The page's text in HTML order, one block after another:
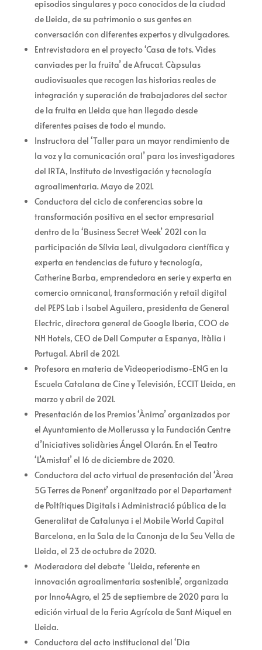
episodios singulares y poco conocidos de la ciudad
de Lleida, de su patrimonio o sus gentes en
conversación con diferentes expertos y divulgadores.
Entrevistadora en el proyecto ‘Casa de tots. Vides
canviades per la fruita’ de Afrucat. Càpsulas
audiovisuales que recogen las historias reales de
integración y superación de trabajadores del sector
de la fruita en Lleida que han llegado desde
diferentes paises de todo el mundo.
Instructora del ‘Taller para un mayor rendimiento de
la voz y la comunicación oral’ para los investigadores
del IRTA, Instituto de Investigación y tecnología
agroalimentaria. Mayo de 2021.
Conductora del ciclo de conferencias sobre la
transformación positiva en el sector empresarial
dentro de la ‘Business Secret Week’ 2021 con la
participación de Sílvia Leal, divulgadora científica y
experta en tendencias de futuro y tecnología,
Catherine Barba, emprendedora en serie y experta en
comercio omnicanal, transformación y retail digital
del PEPS Lab i Isabel Aguilera, presidenta de General
Electric, directora general de Google Iberia, COO de
NH Hotels, CEO de Dell Computer a Espanya, Itàlia i
Portugal. Abril de 2021.
Profesora en materia de Videoperiodismo-ENG en la
Escuela Catalana de Cine y Televisión, ECCIT Lleida, en
marzo y abril de 2021.
Presentación de los Premios ‘Ànima’ organizados por
el Ayuntamiento de Mollerussa y la Fundación Centre
d’Iniciatives solidàries Ángel Olarán. En el Teatro
‘L’Amistat’ el 16 de diciembre de 2020.
Conductora del acto virtual de presentación del ‘Àrea
5G Terres de Ponent’ organitzado por el Departament
de Poltítiques Digitals i Administració pública de la
Generalitat de Catalunya i el Mobile World Capital
Barcelona, en la Sala de la Canonja de la Seu Vella de
Lleida, el 23 de octubre de 2020.
Moderadora del debate ‘Lleida, referente en
innovación agroalimentaria sostenible’, organizada
por Inno4Agro, el 25 de septiembre de 2020 para la
edición virtual de la Feria Agrícola de Sant Miquel en
Lleida.
Conductora del acto institucional del ‘Dia